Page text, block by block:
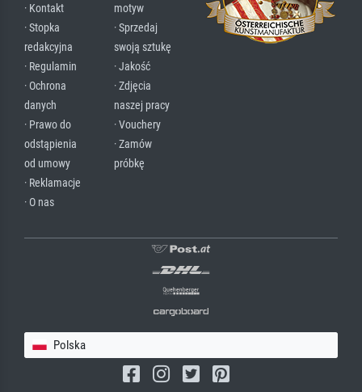
· Kontakt
· Stopka
redakcyjna
· Regulamin
· Ochrona
danych
· Prawo do
odstąpienia
od umowy
· Reklamacje
· O nas
motyw
· Sprzedaj
swoją sztukę
· Jakość
· Zdjęcia
naszej pracy
· Vouchery
· Zamów
próbkę
Polska